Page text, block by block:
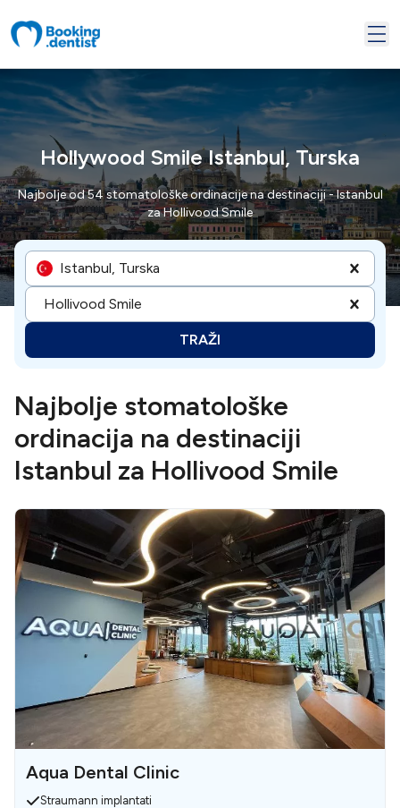
Hollywood Smile Istanbul, Turska
Najbolje od 54 stomatološke ordinacije na destinaciji - Istanbul
za Hollivood Smile
Istanbul, Turska
Hollivood Smile
TRAŽI
Najbolje stomatološke
ordinacija na destinaciji
Istanbul za Hollivood Smile
Aqua Dental Clinic
Straumann implantati